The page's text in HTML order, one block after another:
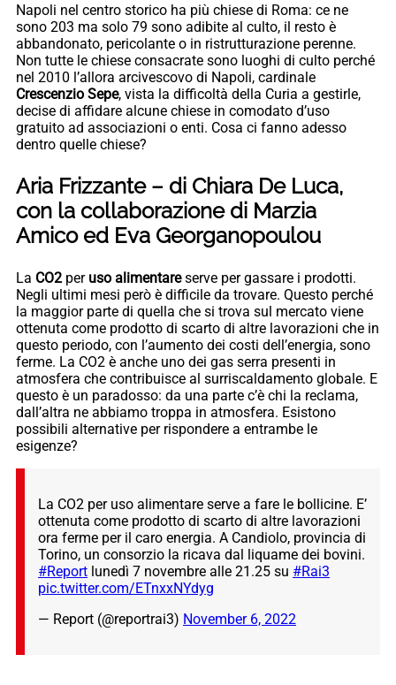
Napoli nel centro storico ha più chiese di Roma: ce ne
sono 203 ma solo 79 sono adibite al culto, il resto è
abbandonato, pericolante o in ristrutturazione perenne.
Non tutte le chiese consacrate sono luoghi di culto perché
nel 2010 l’allora arcivescovo di Napoli, cardinale
Crescenzio Sepe, vista la difficoltà della Curia a gestirle,
decise di affidare alcune chiese in comodato d’uso
gratuito ad associazioni o enti. Cosa ci fanno adesso
dentro quelle chiese?
Aria Frizzante – di Chiara De Luca,
con la collaborazione di Marzia
Amico ed Eva Georganopoulou
La CO2 per uso alimentareserve per gassare i prodotti.
Negli ultimi mesi però è difficile da trovare. Questo perché
la maggior parte di quella che si trova sul mercato viene
ottenuta come prodotto di scarto di altre lavorazioni che in
questo periodo, con l’aumento dei costi dell’energia, sono
ferme. La CO2 è anche uno dei gas serra presenti in
atmosfera che contribuisce al surriscaldamento globale. E
questo è un paradosso: da una parte c’è chi la reclama,
dall’altra ne abbiamo troppa in atmosfera. Esistono
possibili alternative per rispondere a entrambe le
esigenze?
La CO2 per uso alimentare serve a fare le bollicine. E’
ottenuta come prodotto di scarto di altre lavorazioni
ora ferme per il caro energia. A Candiolo, provincia di
Torino, un consorzio la ricava dal liquame dei bovini.
#Report lunedì 7 novembre alle 21.25 su #Rai3
pic.twitter.com/ETnxxNYdyg
— Report (@reportrai3) November 6, 2022